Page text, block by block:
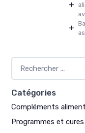
+
+
Catégories
Compléments
Programmes et